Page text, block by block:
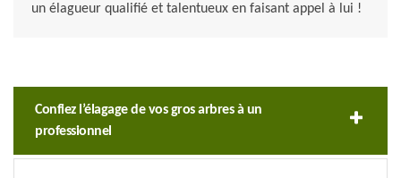
un élagueur qualifié et talentueux en faisant appel à lui !
Confiez l’élagage de vos gros arbres à un
professionnel